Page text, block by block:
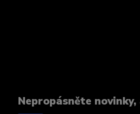
Nepropásněte novinky,